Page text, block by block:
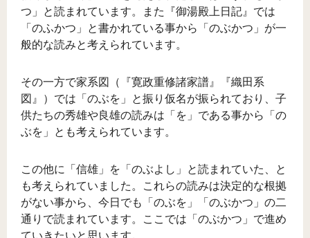
つ」と読まれています。また『御湯殿上日記』では
「のふかつ」と書かれている事から「のぶかつ」が一
般的な読みと考えられています。
その一方で家系図（『寛政重修諸家譜』『織田系
図』）では「のぶを」と振り仮名が振られており、子
供たちの秀雄や良雄の読みは「を」である事から「の
ぶを」とも考えられています。
この他に「信雄」を「のぶよし」と読まれていた、と
も考えられていました。これらの読みは決定的な根拠
がない事から、今日でも「のぶを」「のぶかつ」の二
通りで読まれています。ここでは「のぶかつ」で進め